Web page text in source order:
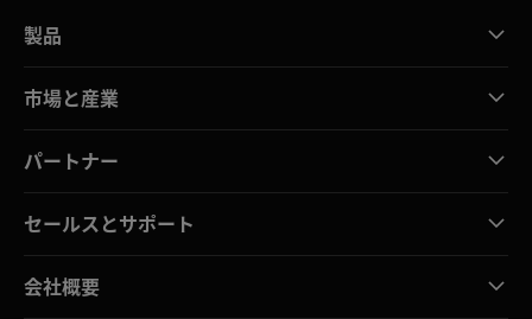
製品
市場と産業
パートナー
セールスとサポート
会社概要